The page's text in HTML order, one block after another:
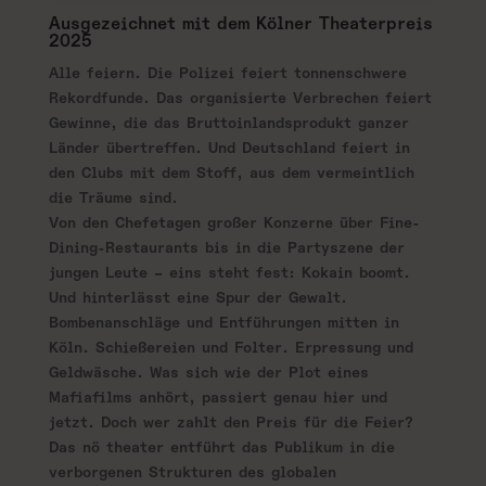
Ausgezeichnet mit dem Kölner Theaterpreis
2025
Alle feiern. Die Polizei feiert tonnenschwere
Rekordfunde. Das organisierte Verbrechen feiert
Gewinne, die das Bruttoinlandsprodukt ganzer
Länder übertreffen. Und Deutschland feiert in
den Clubs mit dem Stoff, aus dem vermeintlich
die Träume sind.
Von den Chefetagen großer Konzerne über Fine-
Dining-Restaurants bis in die Partyszene der
jungen Leute – eins steht fest: Kokain boomt.
Und hinterlässt eine Spur der Gewalt.
Bombenanschläge und Entführungen mitten in
Köln. Schießereien und Folter. Erpressung und
Geldwäsche. Was sich wie der Plot eines
Mafiafilms anhört, passiert genau hier und
jetzt. Doch wer zahlt den Preis für die Feier?
Das nö theater entführt das Publikum in die
verborgenen Strukturen des globalen